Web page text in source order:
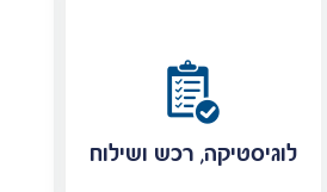
לוגיסטיקה, רכש ושילוח